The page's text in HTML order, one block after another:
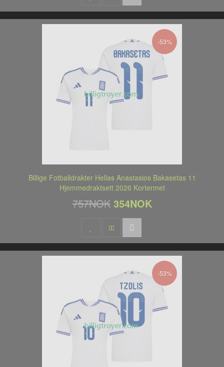
-53%
Billige Fotballdrakter Hellas Anastasios Bakasetas 11
Hjemmedraktsett 2026 Kortermet
757NOK 354NOK
-53%